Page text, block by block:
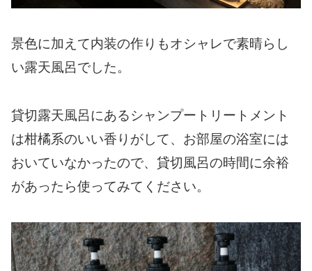
景色に加えて内装の作りもオシャレで素晴らし
い露天風呂でした。
貸切露天風呂にあるシャンプートリートメント
は柑橘系のいい香りがして、お部屋の浴室には
おいていなかったので、貸切風呂の時間に余裕
があったら使ってみてください。